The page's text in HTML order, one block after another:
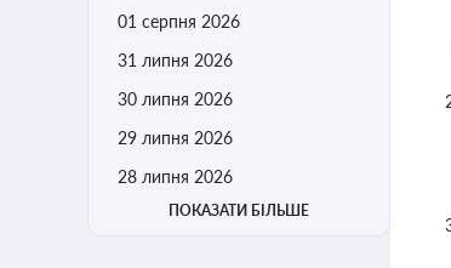
01 серпня 2026
31 липня 2026
30 липня 2026
29 липня 2026
28 липня 2026
ПОКАЗАТИ БІЛЬШЕ